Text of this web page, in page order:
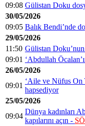
09:08 Gülistan Doku
30/05/2026
09:05 Balık Bendi’nde
29/05/2026
11:50 Gülistan
09:01 ‘Abdullah
26/05/2026
09:01
‘Aile ve Nüfus On
hapsediyor
25/05/2026
09:04
Dünya kadınları
kapılarını açın -